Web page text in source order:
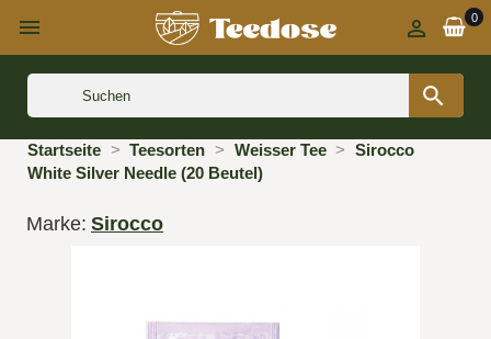
 0


Startseite Teesorten Weisser Tee
Sirocco
White Silver Needle (20 Beutel)
Marke: Sirocco